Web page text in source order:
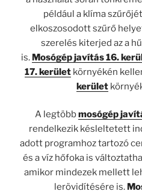
például a klíma
elkoszosodott szűrő
szerelés kiterjed az a
is. Mosógép javítás 16.
17. kerület környékén
kerület
A legtöbbmosógép
rendelkezik késleltetett
adott programhoz tartozó
és a víz hőfoka is
amikor mindezek mellett
lerövidítésére is.